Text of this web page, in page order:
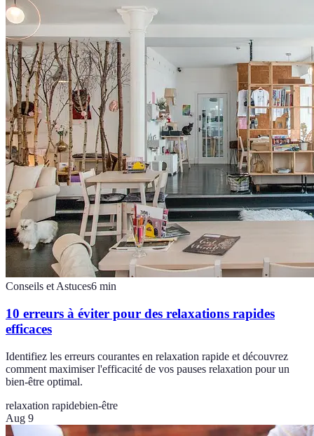
Conseils et Astuces6 min
10 erreurs à éviter pour des relaxations rapides
efficaces
Identifiez les erreurs courantes en relaxation rapide et découvrez
comment maximiser l'efficacité de vos pauses relaxation pour un
bien-être optimal.
relaxation rapidebien-être
Aug 9